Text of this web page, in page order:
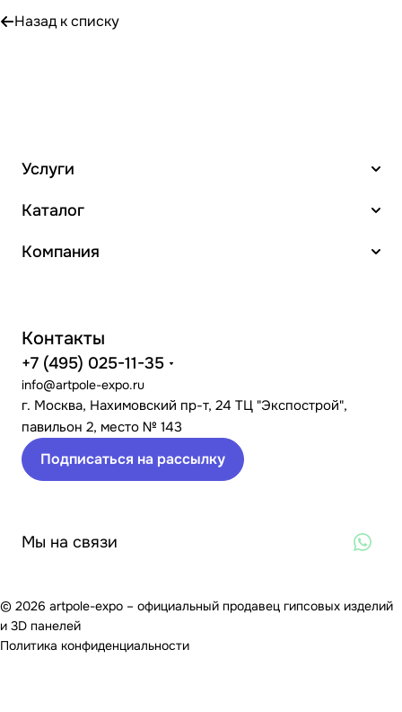
Назад к списку
Услуги
Каталог
Компания
Контакты
+7 (495) 025-11-35
info@artpole-expo.ru
г. Москва, Нахимовский пр-т, 24 ТЦ "Экспострой",
павильон 2, место № 143
Подписаться на рассылку
Мы на связи
© 2026 artpole-expo – официальный продавец гипсовых изделий
и 3D панелей
Политика конфиденциальности